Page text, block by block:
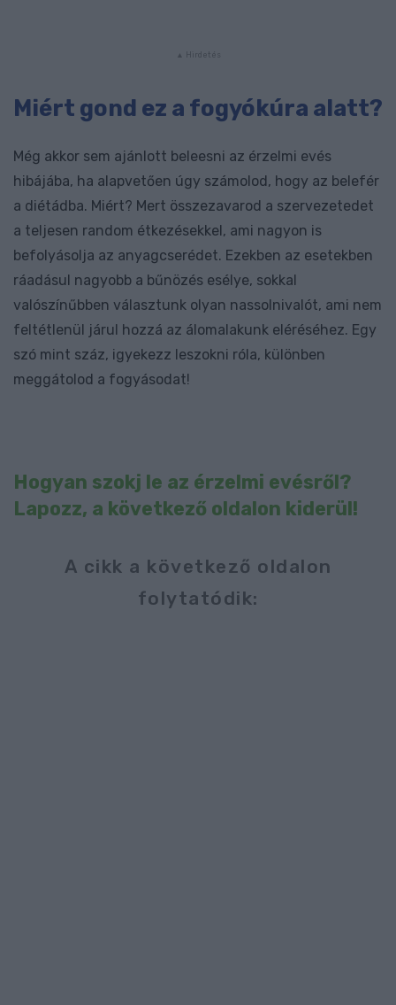
Miért gond ez a fogyókúra alatt?
Még akkor sem ajánlott beleesni az érzelmi evés
hibájába, ha alapvetően úgy számolod, hogy az belefér
a diétádba. Miért? Mert összezavarod a szervezetedet
a teljesen random étkezésekkel, ami nagyon is
befolyásolja az anyagcserédet. Ezekben az esetekben
ráadásul nagyobb a bűnözés esélye, sokkal
valószínűbben választunk olyan nassolnivalót, ami nem
feltétlenül járul hozzá az álomalakunk eléréséhez. Egy
szó mint száz, igyekezz leszokni róla, különben
meggátolod a fogyásodat!
Hogyan szokj le az érzelmi evésről?
Lapozz, a következő oldalon kiderül!
A cikk a következő oldalon
folytatódik: